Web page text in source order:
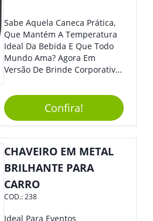
Sabe Aquela Caneca Prática,
Que Mantém A Temperatura
Ideal Da Bebida E Que Todo
Mundo Ama? Agora Em
Versão De Brinde Corporativo
Sua Marca Com Muito Estilo E
Acrescentar Ainda Mais
Praticidade À Eventos E Feiras
De Exposição.
Confira!
CHAVEIRO EM METAL
BRILHANTE PARA
CARRO
COD.:238
Ideal Para Eventos